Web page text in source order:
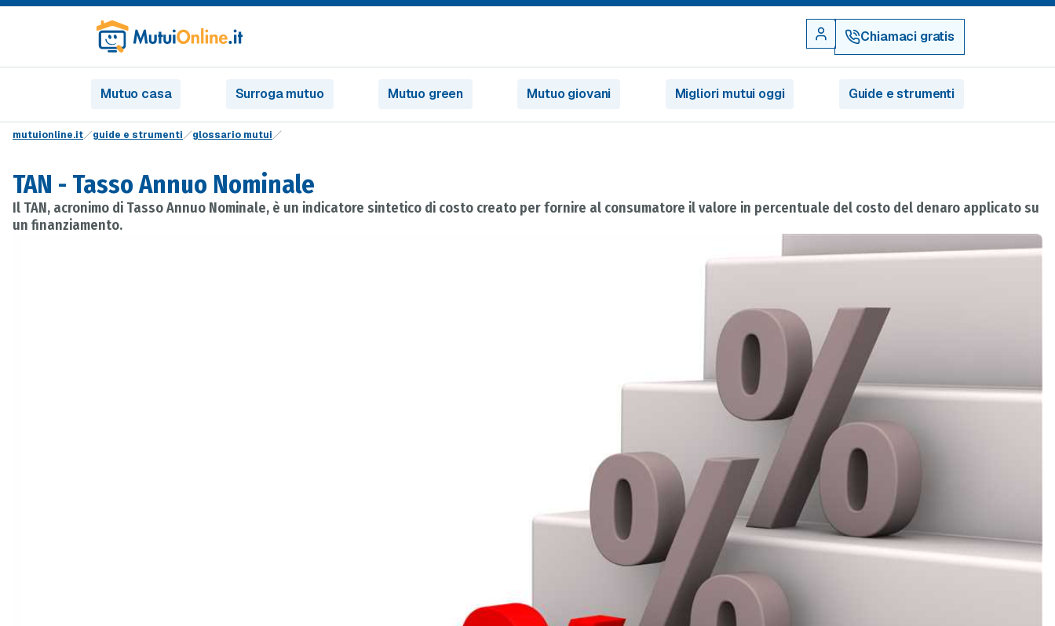
Chiamaci gratis
Mutuo casa Surroga mutuo Mutuo green Mutuo giovani Migliori mutui oggi Guide e strumenti
mutuionline.it guide e strumenti glossario mutui
TAN - Tasso Annuo Nominale
Il TAN, acronimo di Tasso Annuo Nominale, è un indicatore sintetico di costo creato per fornire al consumatore il valore in percentuale del costo del denaro applicato su
un finanziamento.